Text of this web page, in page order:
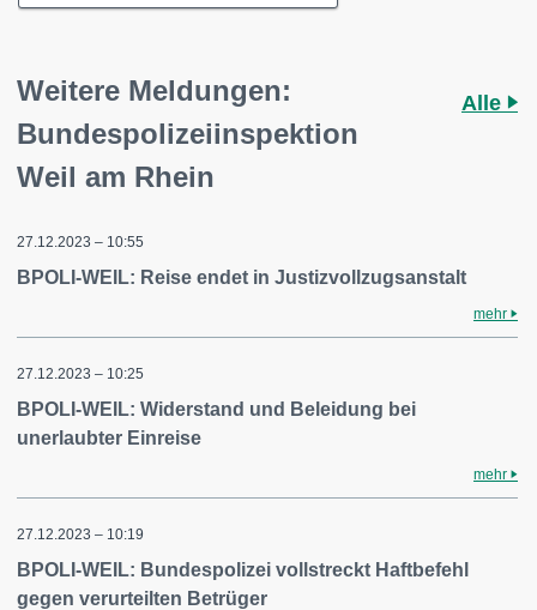
Weitere Meldungen:
Bundespolizeiinspektion
Weil am Rhein
Alle
27.12.2023 – 10:55
BPOLI-WEIL: Reise endet in Justizvollzugsanstalt
mehr
27.12.2023 – 10:25
BPOLI-WEIL: Widerstand und Beleidung bei
unerlaubter Einreise
mehr
27.12.2023 – 10:19
BPOLI-WEIL: Bundespolizei vollstreckt Haftbefehl
gegen verurteilten Betrüger